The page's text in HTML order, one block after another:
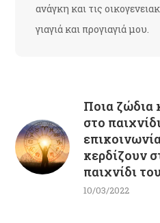
ανάγκη και τις
γιαγιά και προγιαγιά μου.
Ποια ζώδια
στο
κερδίζουν
παιχνίδι
10/03/2022